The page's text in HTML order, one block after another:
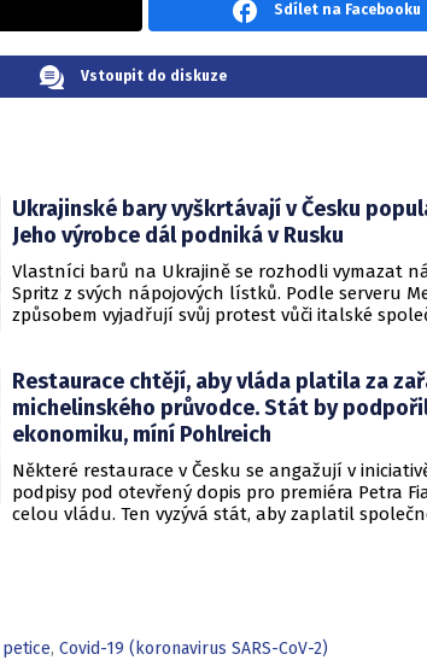
Sdílet na Facebooku
Vstoupit do diskuze
Ukrajinské bary vyškrtávají v Česku
Jeho výrobce dál podniká v Rusku
Vlastníci barů na Ukrajině se rozhodli vymazat
Spritz z svých nápojových lístků. Podle serveru
způsobem vyjadřují svůj protest vůči italské
Restaurace chtějí, aby vláda platila za
michelinského průvodce. Stát by
ekonomiku, míní Pohlreich
Některé restaurace v Česku se angažují v
podpisy pod otevřený dopis pro premiéra Petra
celou vládu. Ten vyzývá stát, aby zaplatil
petice, Covid-19 (koronavirus SARS-CoV-2)